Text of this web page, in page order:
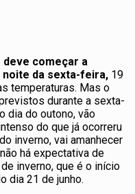
começar a
noite da sexta-feira, 19
temperaturas. Mas o
durante a sexta-
dia do outono, vão
do que já ocorreru
inverno, vai amanhecer
há expectativa de
inverno, que é o início
dia 21 de junho.